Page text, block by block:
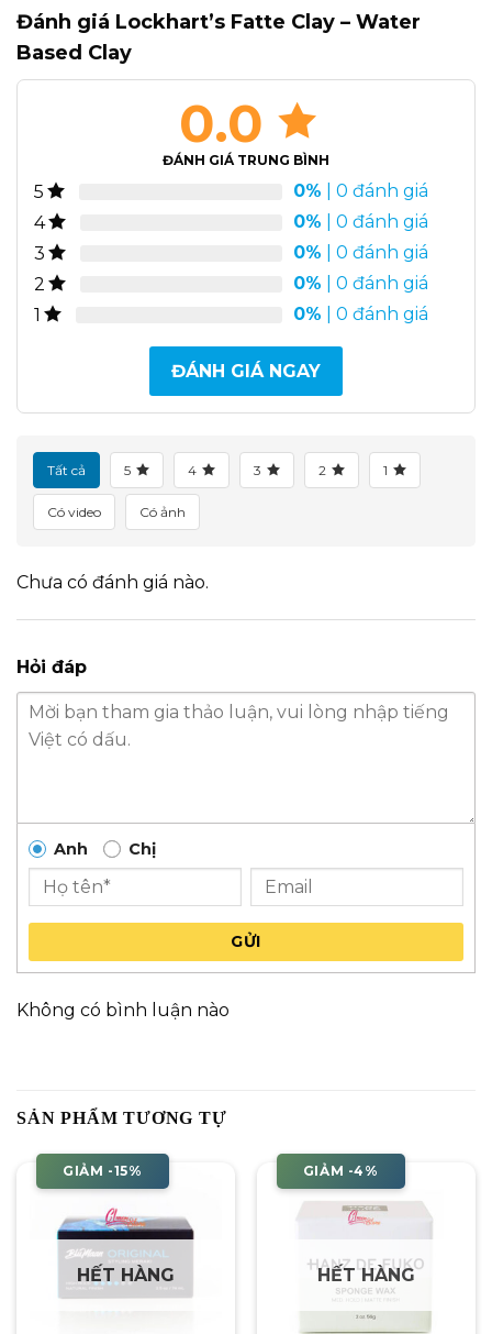
Đánh giá Lockhart’s Fatte Clay – Water
Based Clay
0.0
ĐÁNH GIÁ TRUNG BÌNH
5 0% | 0 đánh giá
4
0% | 0 đánh giá
3
0% | 0 đánh giá
2
0% | 0 đánh giá
1
0% | 0 đánh giá
ĐÁNH GIÁ NGAY
Tất cả 5 4 3 2 1
Có video Có ảnh
Chưa có đánh giá nào.
Hỏi đáp
Anh Chị
GỬI
Không có bình luận nào
SẢN PHẨM TƯƠNG TỰ
GIẢM -15%
HẾT HÀNG
GIẢM -4%
HẾT HÀNG